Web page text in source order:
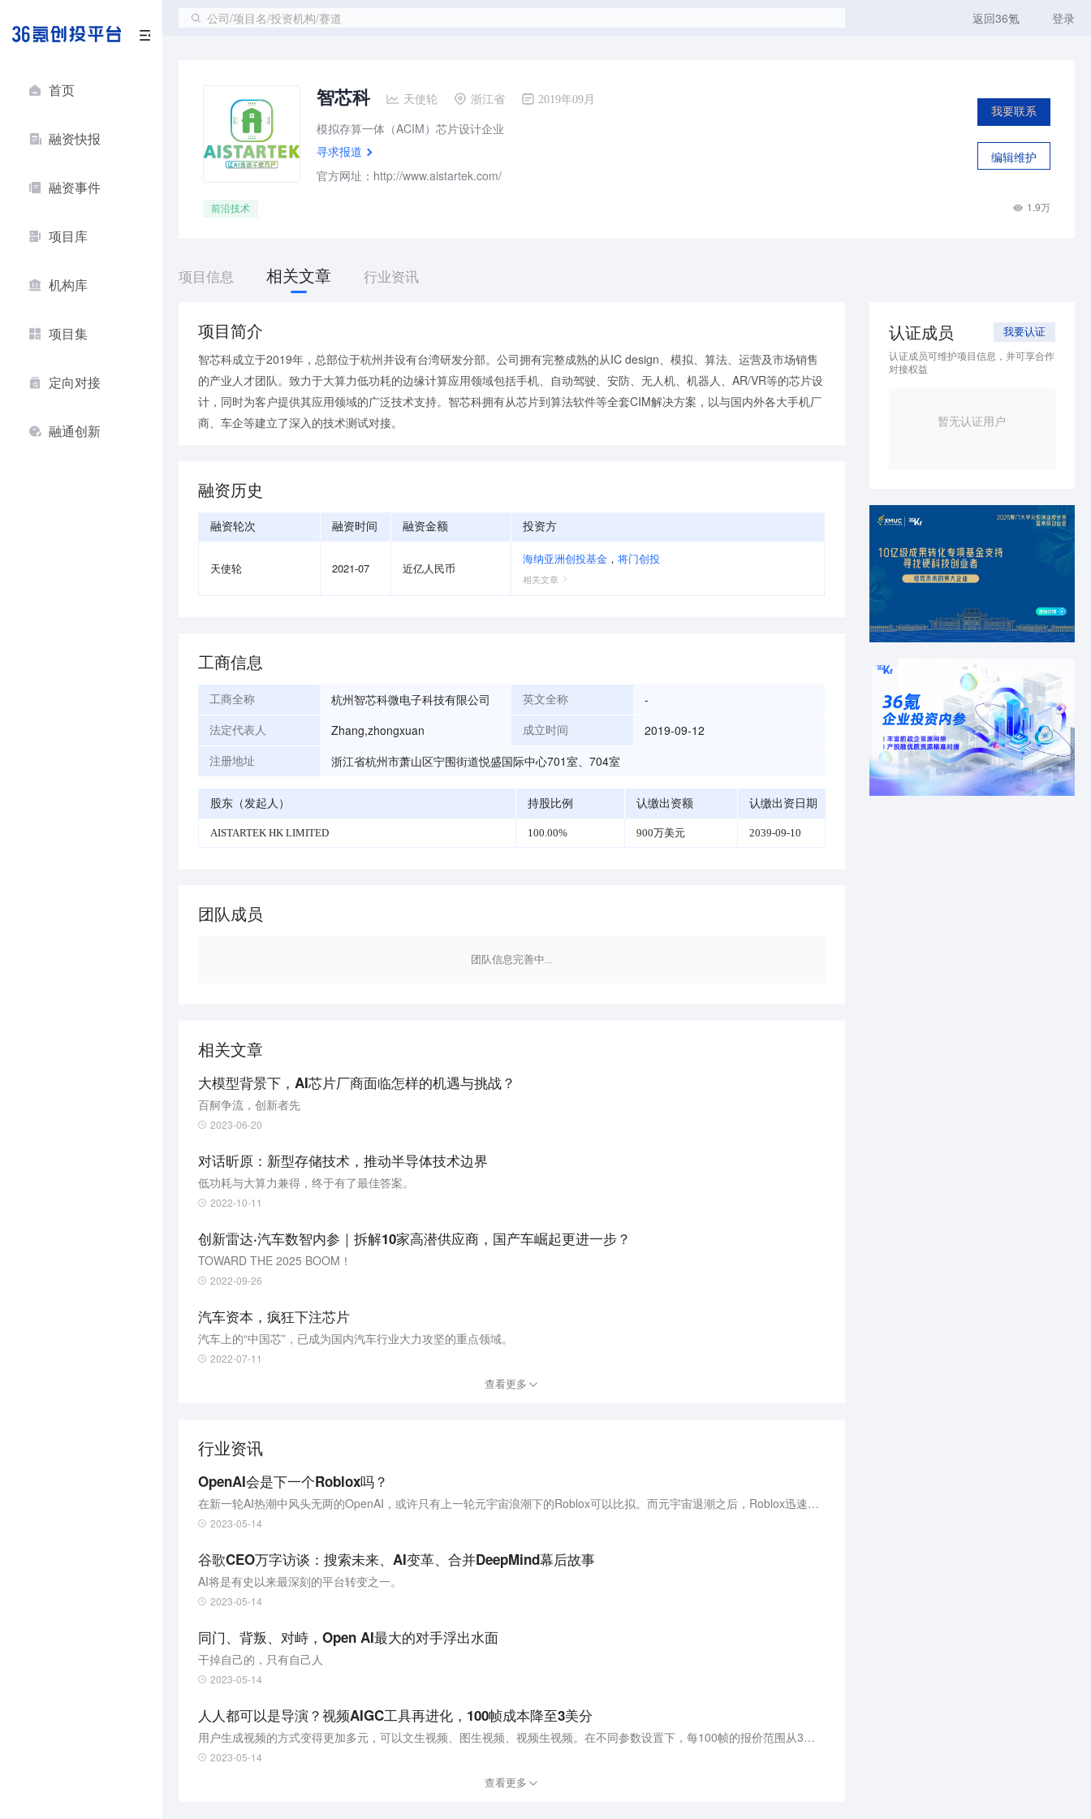
首页
融资快报
融资事件
项目库
机构库
项目集
定向对接
融通创新
公司/项目名/投资机构/赛道 返回36氪 登录
智芯科 天使轮 浙江省 2019年09月
模拟存算一体（ACIM）芯片设计企业
寻求报道
官方网址：http://www.aistartek.com/
我要联系
编辑维护
前沿技术 1.9万
项目信息 相关文章 行业资讯
项目简介
智芯科成立于2019年，总部位于杭州并设有台湾研发分部。公司拥有完整成熟的从IC design、模拟、算法、运营及市场销售
的产业人才团队。致力于大算力低功耗的边缘计算应用领域包括手机、自动驾驶、安防、无人机、机器人、AR/VR等的芯片设
计，同时为客户提供其应用领域的广泛技术支持。智芯科拥有从芯片到算法软件等全套CIM解决方案，以与国内外各大手机厂
商、车企等建立了深入的技术测试对接。
融资历史
融资轮次 融资时间 融资金额 投资方
天使轮 2021-07 近亿人民币
海纳亚洲创投基金 ， 将门创投
相关文章
工商信息
工商全称 杭州智芯科微电子科技有限公司 英文全称 -
法定代表人 Zhang,zhongxuan 成立时间 2019-09-12
注册地址 浙江省杭州市萧山区宁围街道悦盛国际中心701室、704室
股东（发起人） 持股比例 认缴出资额 认缴出资日期
AISTARTEK HK LIMITED 100.00% 900万美元 2039-09-10
团队成员
团队信息完善中...
相关文章
大模型背景下，AI芯片厂商面临怎样的机遇与挑战？
百舸争流，创新者先
2023-06-20
对话昕原：新型存储技术，推动半导体技术边界
低功耗与大算力兼得，终于有了最佳答案。
2022-10-11
创新雷达·汽车数智内参｜拆解10家高潜供应商，国产车崛起更进一步？
TOWARD THE 2025 BOOM！
2022-09-26
汽车资本，疯狂下注芯片
汽车上的“中国芯”，已成为国内汽车行业大力攻坚的重点领域。
2022-07-11
查看更多
行业资讯
OpenAI会是下一个Roblox吗？
在新一轮AI热潮中风头无两的OpenAI，或许只有上一轮元宇宙浪潮下的Roblox可以比拟。而元宇宙退潮之后，Roblox迅速跌下神坛，OpenAI的命运又将随着AI大模型走向何方？
2023-05-14
谷歌CEO万字访谈：搜索未来、AI变革、合并DeepMind幕后故事
AI将是有史以来最深刻的平台转变之一。
2023-05-14
同门、背叛、对峙，Open AI最大的对手浮出水面
干掉自己的，只有自己人
2023-05-14
人人都可以是导演？视频AIGC工具再进化，100帧成本降至3美分
用户生成视频的方式变得更加多元，可以文生视频、图生视频、视频生视频。在不同参数设置下，每100帧的报价范围从3美分到18美分不等。
2023-05-14
查看更多
认证成员 我要认证
认证成员可维护项目信息，并可享合作
对接权益
暂无认证用户